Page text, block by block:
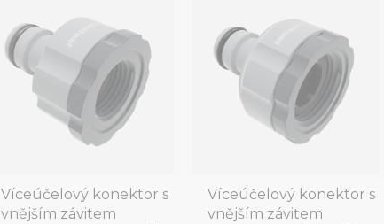
Víceúčelový konektor s
vnějším závitem
Víceúčelový konektor s
vnějším závitem